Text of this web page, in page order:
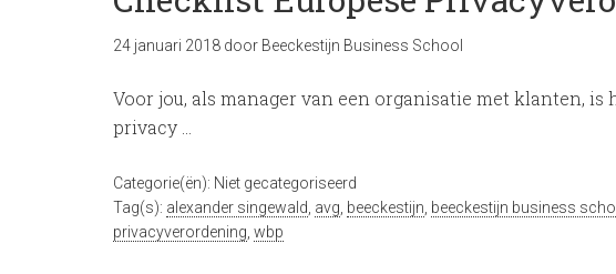
24 januari 2018 door Beeckestijn Business School
Voor jou, als manager van een organisatie met klanten,
privacy …
Categorie(ën): Niet gecategoriseerd
Tag(s): alexander singewald avg beeckestijn beeckestijn business
privacyverordening wbp